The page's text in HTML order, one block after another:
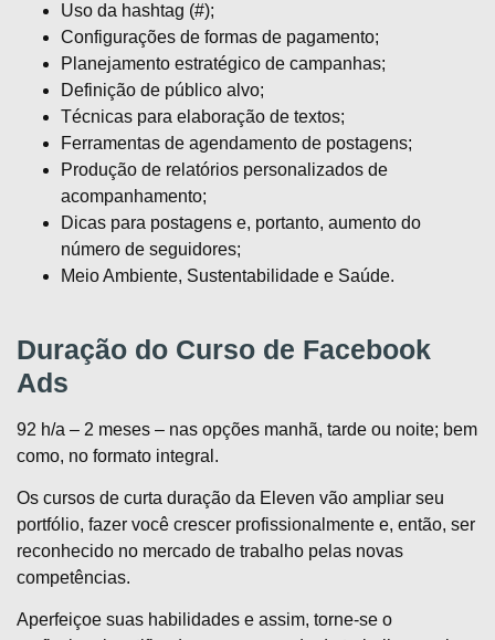
Uso da hashtag (#);
Configurações de formas de pagamento;
Planejamento estratégico de campanhas;
Definição de público alvo;
Técnicas para elaboração de textos;
Ferramentas de agendamento de postagens;
Produção de relatórios personalizados de
acompanhamento;
Dicas para postagens e, portanto, aumento do
número de seguidores;
Meio Ambiente, Sustentabilidade e Saúde.
Duração do Curso de Facebook
Ads
92 h/a – 2 meses – nas opções manhã, tarde ou noite; bem
como, no formato integral.
Os cursos de curta duração da Eleven vão ampliar seu
portfólio, fazer você crescer profissionalmente e, então, ser
reconhecido no mercado de trabalho pelas novas
competências.
Aperfeiçoe suas habilidades e assim, torne-se o